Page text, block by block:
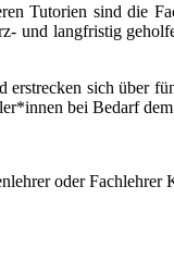
Tutorien sind die
und langfristig
sich über
bei Bedarf
oder